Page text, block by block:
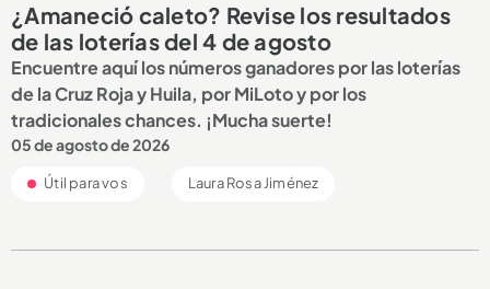
¿Amaneció caleto? Revise los resultados
de las loterías del 4 de agosto
Encuentre aquí los números ganadores por las loterías
de la Cruz Roja y Huila, por MiLoto y por los
tradicionales chances. ¡Mucha suerte!
05 de agosto de 2026
Útil para vos Laura Rosa Jiménez